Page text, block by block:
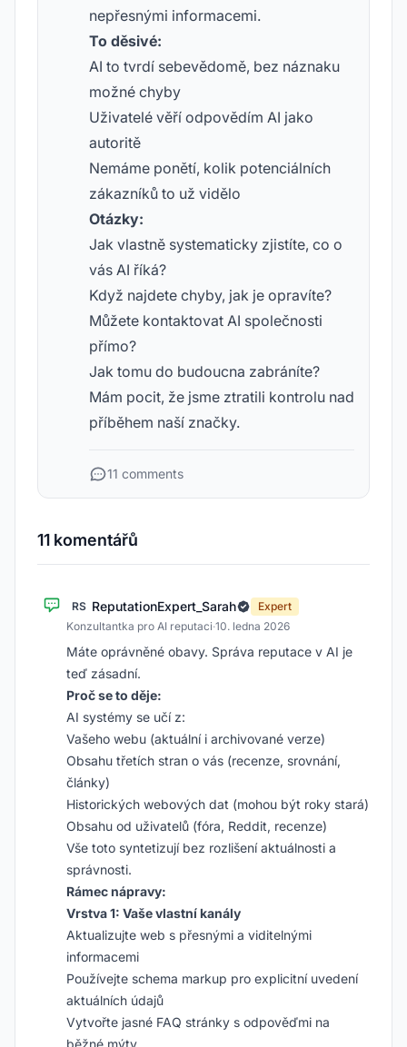
nepřesnými informacemi.
To děsivé:
AI to tvrdí sebevědomě, bez náznaku
možné chyby
Uživatelé věří odpovědím AI jako
autoritě
Nemáme ponětí, kolik potenciálních
zákazníků to už vidělo
Otázky:
Jak vlastně systematicky zjistíte, co o
vás AI říká?
Když najdete chyby, jak je opravíte?
Můžete kontaktovat AI společnosti
přímo?
Jak tomu do budoucna zabráníte?
Mám pocit, že jsme ztratili kontrolu nad
příběhem naší značky.
11 comments
11 komentářů
RS ReputationExpert_Sarah
Expert
Konzultantka pro AI reputaci·10. ledna 2026
Máte oprávněné obavy. Správa reputace v AI je
teď zásadní.
Proč se to děje:
AI systémy se učí z:
Vašeho webu (aktuální i archivované verze)
Obsahu třetích stran o vás (recenze, srovnání,
články)
Historických webových dat (mohou být roky stará)
Obsahu od uživatelů (fóra, Reddit, recenze)
Vše toto syntetizují bez rozlišení aktuálnosti a
správnosti.
Rámec nápravy:
Vrstva 1: Vaše vlastní kanály
Aktualizujte web s přesnými a viditelnými
informacemi
Používejte schema markup pro explicitní uvedení
aktuálních údajů
Vytvořte jasné FAQ stránky s odpověďmi na
běžné mýty